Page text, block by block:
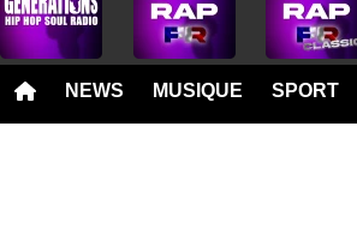
NEWS MUSIQUE SPORT